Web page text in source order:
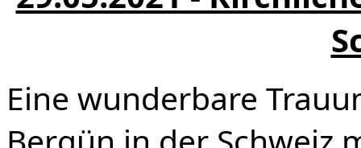
Eine wunderbare